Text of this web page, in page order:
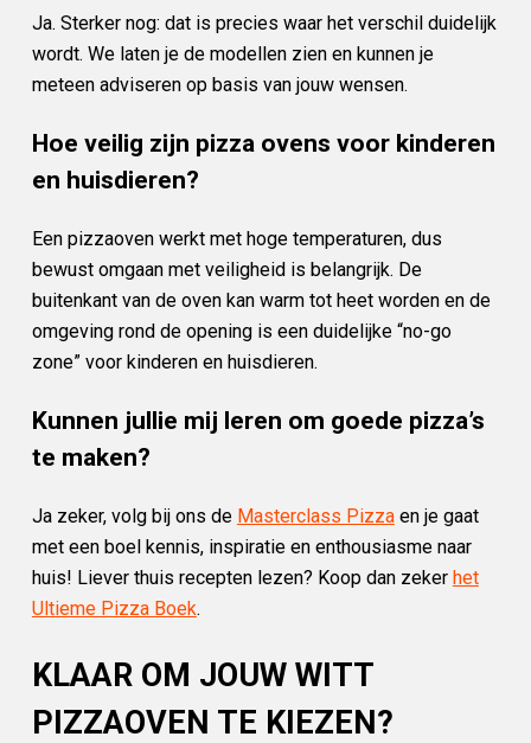
Ja. Sterker nog: dat is precies waar het verschil duidelijk
wordt. We laten je de modellen zien en kunnen je
meteen adviseren op basis van jouw wensen.
Hoe veilig zijn pizza ovens voor kinderen
en huisdieren?
Een pizzaoven werkt met hoge temperaturen, dus
bewust omgaan met veiligheid is belangrijk. De
buitenkant van de oven kan warm tot heet worden en de
omgeving rond de opening is een duidelijke “no-go
zone” voor kinderen en huisdieren.
Kunnen jullie mij leren om goede pizza’s
te maken?
Ja zeker, volg bij ons de Masterclass Pizzaen je gaat
met een boel kennis, inspiratie en enthousiasme naar
huis! Liever thuis recepten lezen? Koop dan zeker het
Ultieme Pizza Boek.
KLAAR OM JOUW WITT
PIZZAOVEN TE KIEZEN?